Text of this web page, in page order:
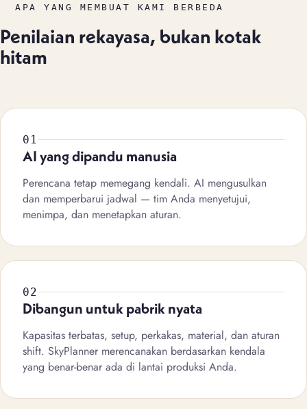
APA YANG MEMBUAT KAMI BERBEDA
Penilaian rekayasa, bukan kotak
hitam
01
AI yang dipandu manusia
Perencana tetap memegang kendali. AI mengusulkan
dan memperbarui jadwal — tim Anda menyetujui,
menimpa, dan menetapkan aturan.
02
Dibangun untuk pabrik nyata
Kapasitas terbatas, setup, perkakas, material, dan aturan
shift. SkyPlanner merencanakan berdasarkan kendala
yang benar-benar ada di lantai produksi Anda.